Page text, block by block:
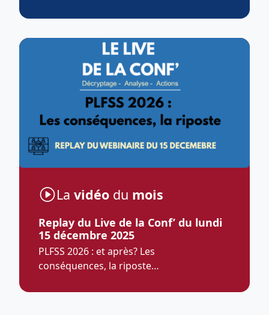
La vidéo du mois
Replay du Live de la Conf’ du lundi
15 décembre 2025
PLFSS 2026 : et après? Les
conséquences, la riposte…